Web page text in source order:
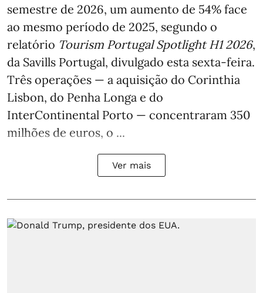
semestre de 2026, um aumento de 54% face
ao mesmo período de 2025, segundo o
relatório Tourism Portugal Spotlight H1 2026,
da Savills Portugal, divulgado esta sexta-feira.
Três operações — a aquisição do Corinthia
Lisbon, do Penha Longa e do
InterContinental Porto — concentraram 350
milhões de euros, o ...
Ver mais